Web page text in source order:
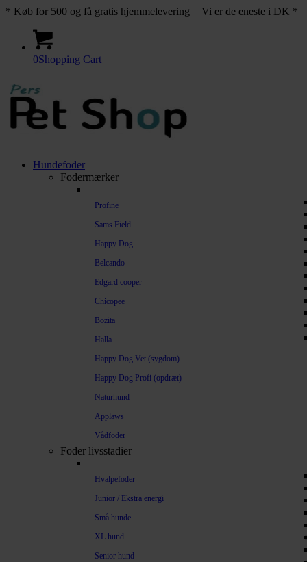
* Køb for 500 og få gratis hjemmelevering = Vi er de eneste i DK *
0Shopping Cart
Hundefoder
Fodermærker
Profine
Sams Field
Happy Dog
Belcando
Edgard cooper
Chicopee
Bozita
Halla
Happy Dog Vet (sygdom)
Happy Dog Profi (opdræt)
Naturhund
Applaws
Vådfoder
Foder livsstadier
Hvalpefoder
Junior / Ekstra energi
Små hunde
XL hund
Senior hund